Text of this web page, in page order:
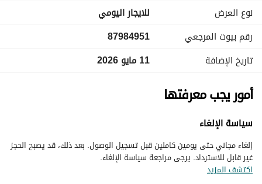
نوع العرض
للايجار اليومي
رقم بيوت المرجعي
87984951
تاريخ الإضافة
11 مايو 2026
أمور يجب معرفتها
سياسة الإلغاء
إلغاء مجاني حتى يومين كاملين قبل تسجيل الوصول. بعد ذلك، قد يصبح الحجز
غير قابل للاسترداد. يرجى مراجعة سياسة الإلغاء.
اكتشف المزيد